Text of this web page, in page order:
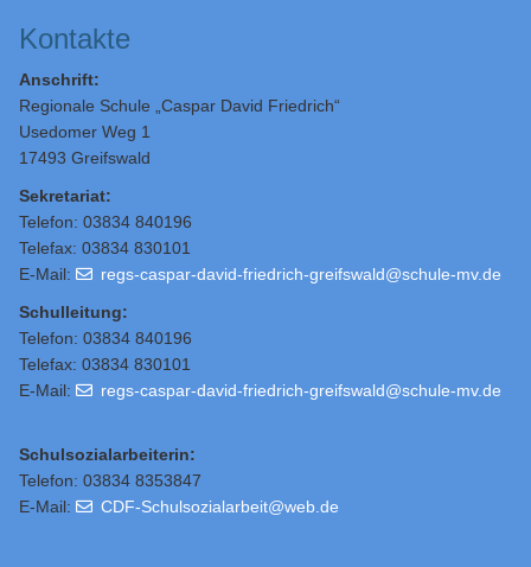
Kontakte
Anschrift:
Regionale Schule „Caspar David Friedrich“
Usedomer Weg 1
17493 Greifswald
Sekretariat:
Telefon: 03834 840196
Telefax: 03834 830101
E-Mail:
regs-caspar-david-friedrich-greifswald@schule-mv.de
Schulleitung:
Telefon: 03834 840196
Telefax: 03834 830101
E-Mail:
regs-caspar-david-friedrich-greifswald@schule-mv.de
Schulsozialarbeiterin:
Telefon: 03834 8353847
E-Mail:
CDF-Schulsozialarbeit@web.de